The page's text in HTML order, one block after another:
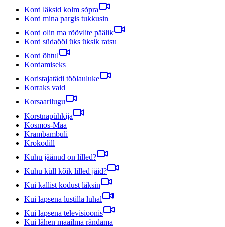
Kord läksid kolm sõpra
Kord mina pargis tukkusin
Kord olin ma röövlite päälik
Kord südaööl üks üksik ratsu
Kord õhtul
Kordamiseks
Koristajatädi töölauluke
Korraks vaid
Korsaarilugu
Korstnapühkija
Kosmos-Maa
Krambambuli
Krokodill
Kuhu jäänud on lilled?
Kuhu küll kõik lilled jäid?
Kui kallist kodust läksin
Kui lapsena lustilla luhal
Kui lapsena televisioonis
Kui lähen maailma rändama